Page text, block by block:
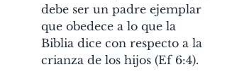
debe ser un padre ejemplar
que obedece a lo que la
Biblia dice con respecto a la
crianza de los hijos (Ef 6:4).